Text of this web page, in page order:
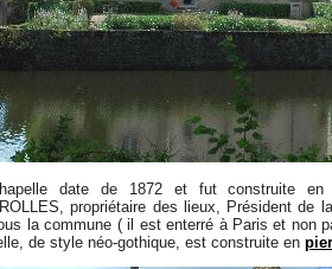
date de 1872 et fut construite en
propriétaire des lieux, Président de
la commune ( il est enterré à Paris et non
de style néo-gothique, est construite en